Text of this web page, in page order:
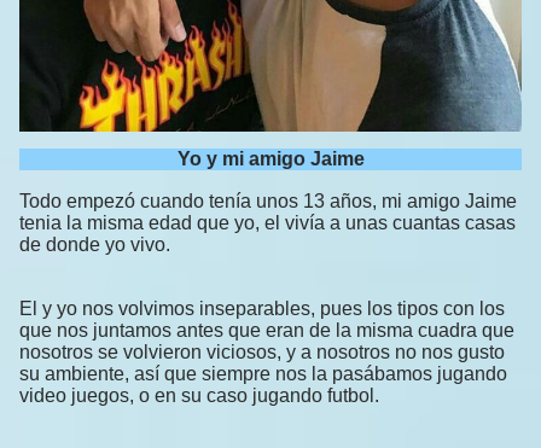
Yo y mi amigo Jaime
Todo empezó cuando tenía unos 13 años, mi amigo Jaime
tenia la misma edad que yo, el vivía a unas cuantas casas
de donde yo vivo.
El y yo nos volvimos inseparables, pues los tipos con los
que nos juntamos antes que eran de la misma cuadra que
nosotros se volvieron viciosos, y a nosotros no nos gusto
su ambiente, así que siempre nos la pasábamos jugando
video juegos, o en su caso jugando futbol.